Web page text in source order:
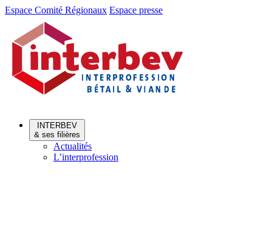
Aller
Aller
contenu
Espace Comité Régionaux Espace presse
INTERBEV
& ses filières
Actualités
L’interprofession